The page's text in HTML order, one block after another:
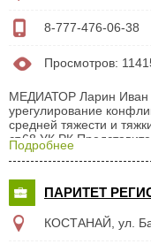
8-777-476-06-38
Просмотров:
МЕДИАТОР Ларин Иван
урегулирование
средней тяжести и
ст.68 УК РК
Определение места
потерпевших в
учреждения,
правонарушениях,
Юридические
Подробнее
ПАРИТЕТ
КОСТАНАЙ, ул.